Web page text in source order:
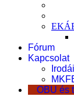
Fórum
Kapcsolat
OBU és